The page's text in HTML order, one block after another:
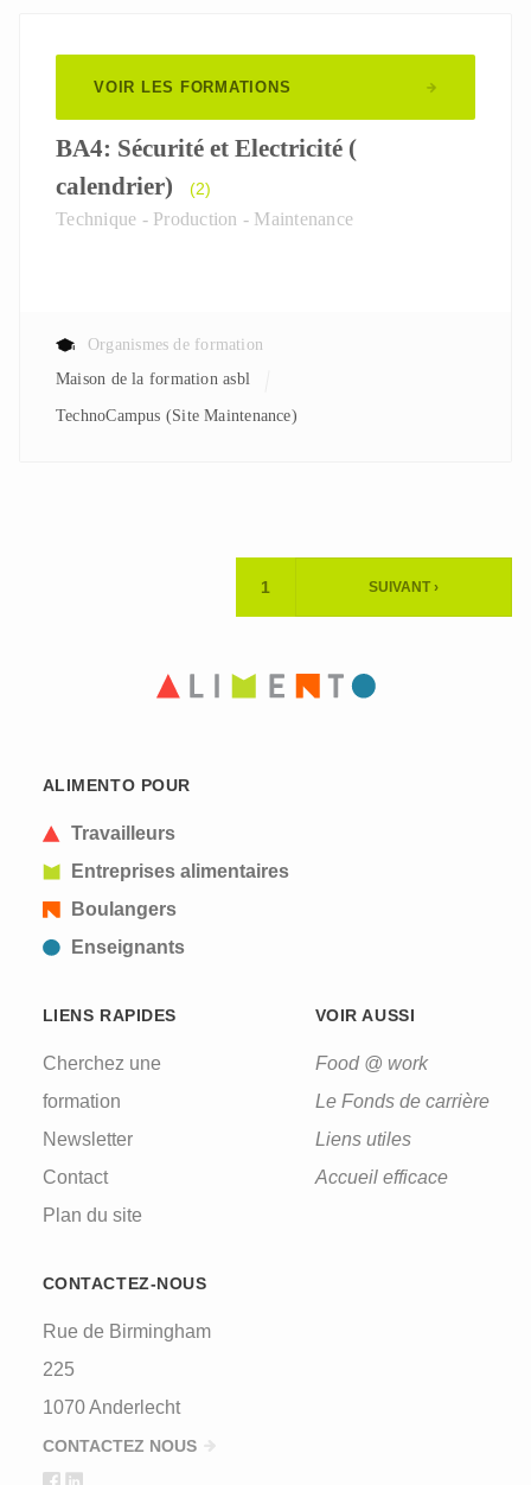
VOIR LES FORMATIONS
BA4: Sécurité et Electricité (
calendrier)
(2)
Technique - Production - Maintenance
Organismes de formation
Maison de la formation asbl
TechnoCampus (Site Maintenance)
PAGE
1 SUIVANT ›
ALIMENTO POUR
Travailleurs
Entreprises alimentaires
Boulangers
Enseignants
LIENS RAPIDES
Cherchez une
formation
Newsletter
Contact
Plan du site
VOIR AUSSI
Food @ work
Le Fonds de carrière
Liens utiles
Accueil efficace
CONTACTEZ-NOUS
Rue de Birmingham
225
1070 Anderlecht
CONTACTEZ NOUS